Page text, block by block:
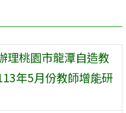
理桃園市龍潭自造教
年5月份教師增能研